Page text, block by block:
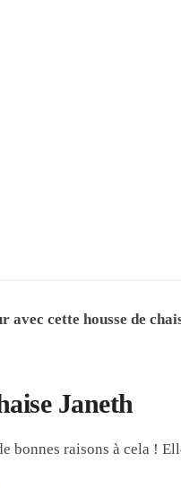
avec cette housse de
Janeth
bonnes raisons à cela !